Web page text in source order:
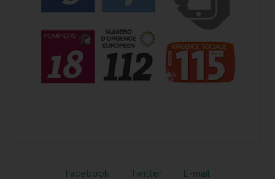
Facebook Twitter E-mail